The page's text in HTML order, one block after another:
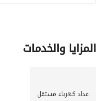
- الألمنيوم دبل 12 سم
المزايا والخدمات
عداد كهرباء مستقل